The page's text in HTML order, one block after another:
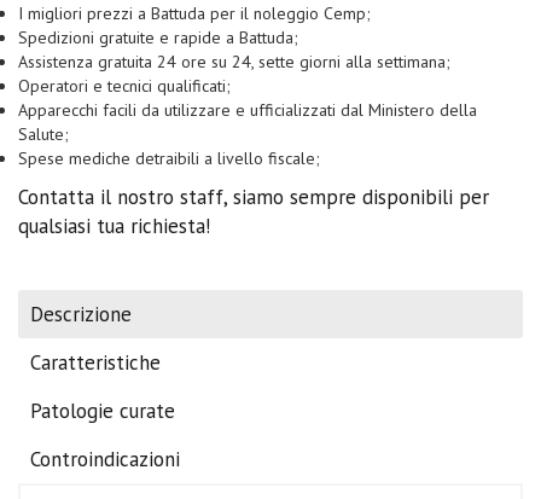
I migliori prezzi a Battuda per il noleggio Cemp;
Spedizioni gratuite e rapide a Battuda;
Assistenza gratuita 24 ore su 24, sette giorni alla settimana;
Operatori e tecnici qualificati;
Apparecchi facili da utilizzare e ufficializzati dal Ministero della
Salute;
Spese mediche detraibili a livello fiscale;
Contatta il nostro staff, siamo sempre disponibili per
qualsiasi tua richiesta!
Descrizione
Caratteristiche
Patologie curate
Controindicazioni